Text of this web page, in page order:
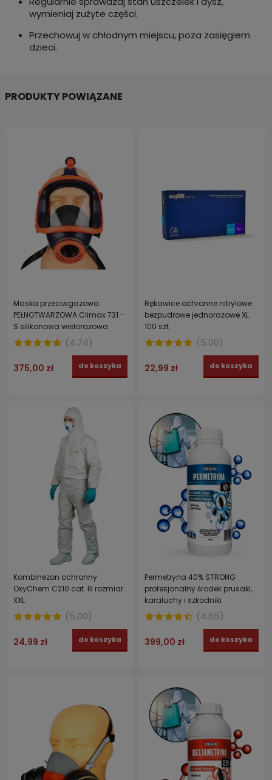
wymieniaj zużyte części.
Przechowuj w chłodnym miejscu, poza zasięgiem
dzieci.
PRODUKTY POWIĄZANE
Maska przeciwgazowa
PEŁNOTWARZOWA Climax 731 -
S silikonowa wielorazowa
(4.74)
375,00 zł do koszyka
Rękawice ochronne nitrylowe
bezpudrowe jednorazowe XL
100 szt.
(5.00)
22,99 zł do koszyka
Kombinezon ochronny
OxyChem C210 cat. III rozmiar
XXL
(5.00)
24,99 zł do koszyka
Permetryna 40% STRONG
profesjonalny środek prusaki,
karaluchy i szkodniki
magazynowe 1 L
(4.65)
399,00 zł do koszyka